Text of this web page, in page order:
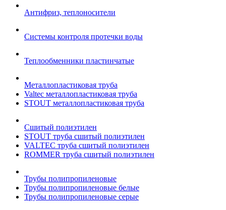
Антифриз, теплоносители
Системы контроля протечки воды
Теплообменники пластинчатые
Металлопластиковая труба
Valtec металлопластиковая труба
STOUT металлопластиковая труба
Сшитый полиэтилен
STOUT труба сшитый полиэтилен
VALTEC труба сшитый полиэтилен
ROMMER труба сшитый полиэтилен
Трубы полипропиленовые
Трубы полипропиленовые белые
Трубы полипропиленовые серые